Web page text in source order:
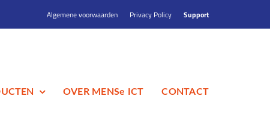
Algemene voorwaarden Privacy Policy Support
OVER MENSe ICT CONTACT